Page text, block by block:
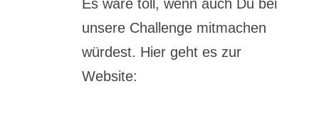
Es wäre toll, wenn auch Du bei
unsere Challenge mitmachen
würdest. Hier geht es zur
Website: